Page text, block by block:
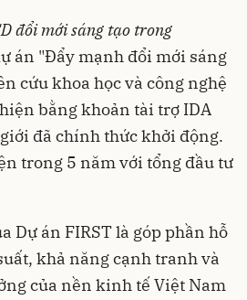
đổi mới sáng tạo trong
án "Đẩy mạnh đổi mới sáng
cứu khoa học và công nghệ
bằng khoản tài trợ IDA
đã chính thức khởi động.
trong 5 năm với tổng đầu tư
Dự án FIRST là góp phần hỗ
khả năng cạnh tranh và
của nền kinh tế Việt Nam